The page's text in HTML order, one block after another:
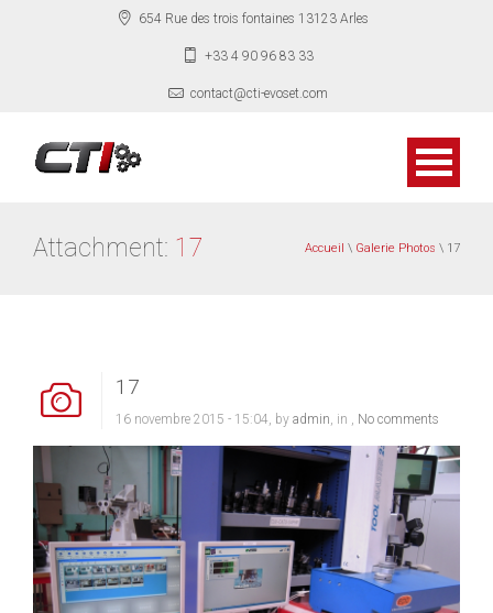
654 Rue des trois fontaines 13123 Arles
+33 4 90 96 83 33
contact@cti-evoset.com
Attachment: 17 Accueil \ Galerie Photos \ 17
17
16 novembre 2015 - 15:04, by admin, in , No comments